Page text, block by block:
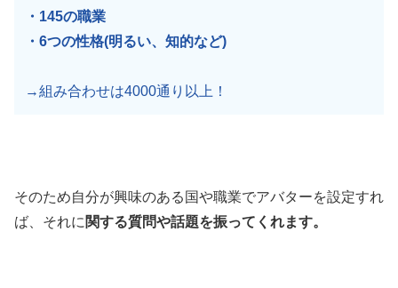
・145の職業
・6つの性格(明るい、知的など)
→組み合わせは4000通り以上！
そのため自分が興味のある国や職業でアバターを設定すれ
ば、それに 関する質問や話題を振ってくれます。